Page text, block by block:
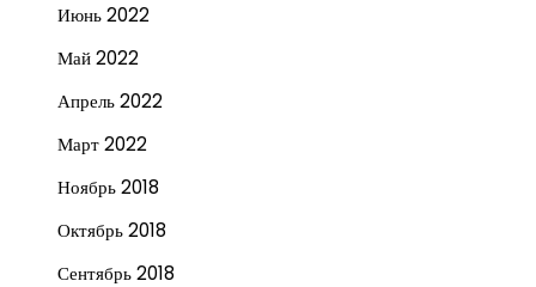
Июнь 2022
Май 2022
Апрель 2022
Март 2022
Ноябрь 2018
Октябрь 2018
Сентябрь 2018